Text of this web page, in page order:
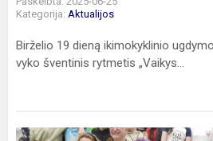
Kategorija: Aktualijos
Birželio 19 dieną ikimokyklinio
vyko šventinis rytmetis „Vaikys...
Nuotaikinga